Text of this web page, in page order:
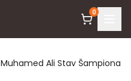
0
Muhamed Ali Stav Šampiona